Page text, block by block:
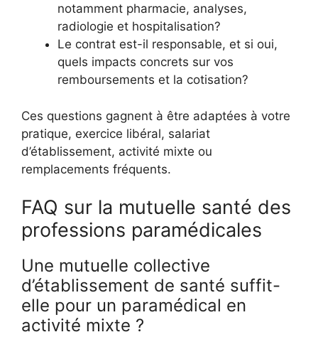
notamment pharmacie, analyses,
radiologie et hospitalisation?
Le contrat est-il responsable, et si oui,
quels impacts concrets sur vos
remboursements et la cotisation?
Ces questions gagnent à être adaptées à votre
pratique, exercice libéral, salariat
d’établissement, activité mixte ou
remplacements fréquents.
FAQ sur la mutuelle santé des
professions paramédicales
Une mutuelle collective
d’établissement de santé suffit-
elle pour un paramédical en
activité mixte ?